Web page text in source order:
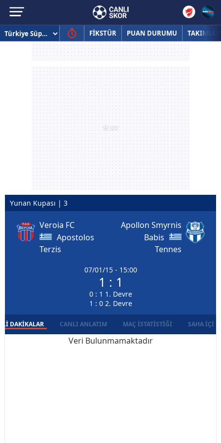
FİKSTÜR PUAN DURUMU TAKIMLAR
Yunan Kupası | 3
Veroia FC
Apostolos
Terzis
07/01/15 - 15:00
1 : 1
0 : 1 1. Devre
1 : 0 2. Devre
Apollon Smyrnis
Babis
Tennes
DAKIKALAR CANLI ANLATIM MAÇ İSTATISTIĞI SAHA İÇI
Veri Bulunmamaktadır